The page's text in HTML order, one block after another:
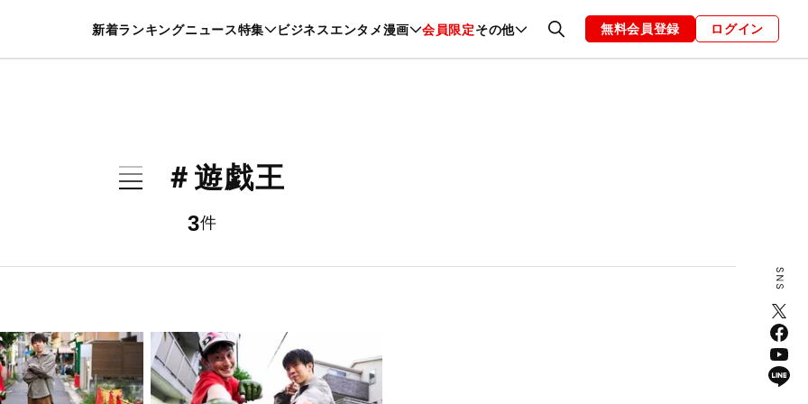
新着ランキングニュース特集 ビジネスエンタメ漫画 会員限定その他
暮らし スポーツ ヘルスケア 美容 グルメ ファッション 恋愛・結婚 編集部 お知らせ
無料会員登録 ログイン
＃遊戯王
3件